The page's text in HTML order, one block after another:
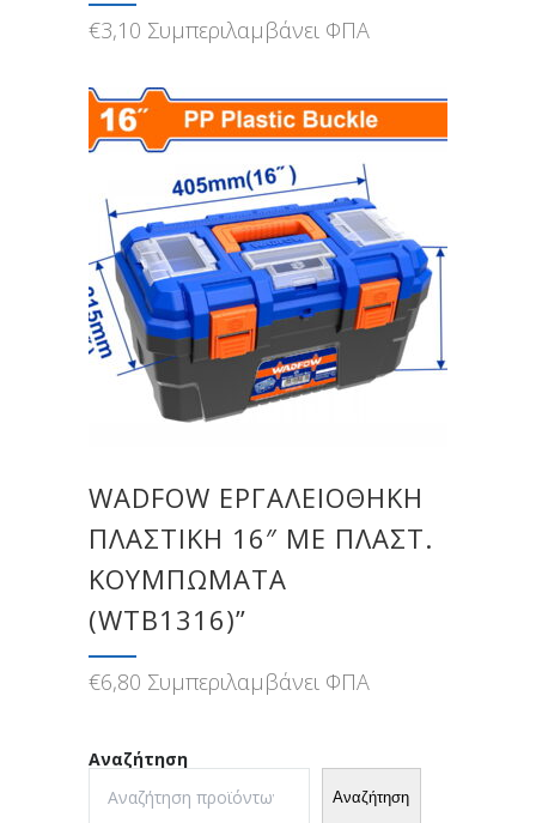
€3,10 Συμπεριλαμβάνει ΦΠΑ
WADFOW ΕΡΓΑΛΕΙΟΘΗΚΗ
ΠΛΑΣΤΙΚΗ 16″ ΜΕ ΠΛΑΣΤ.
ΚΟΥΜΠΩΜΑΤΑ
(WTB1316)”
€6,80 Συμπεριλαμβάνει ΦΠΑ
Αναζήτηση
Αναζήτηση